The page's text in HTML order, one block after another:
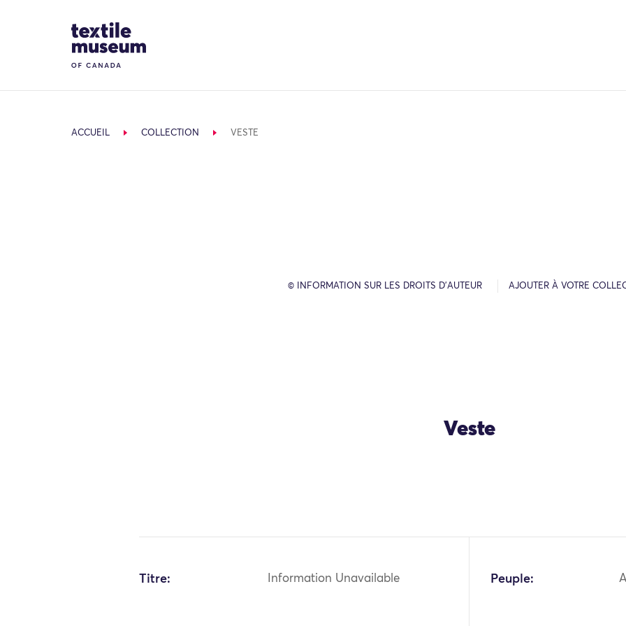
Site Logo
ACCUEIL COLLECTION VESTE
© INFORMATION SUR LES DROITS D’AUTEUR AJOUTER À VOTRE
Veste
Titre: Information Unavailable Peuple: